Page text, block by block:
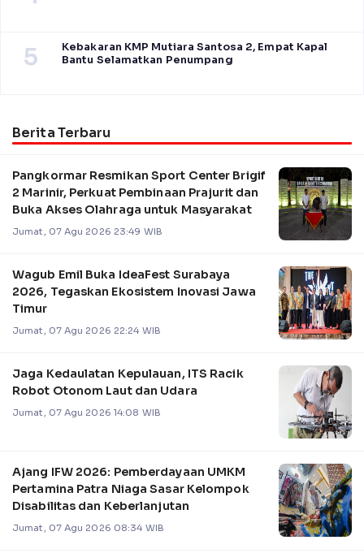
5
Kebakaran KMP Mutiara Santosa 2, Empat Kapal
Bantu Selamatkan Penumpang
Berita Terbaru
Pangkormar Resmikan Sport Center Brigif
2 Marinir, Perkuat Pembinaan Prajurit dan
Buka Akses Olahraga untuk Masyarakat
Jumat, 07 Agu 2026 23:49 WIB
Wagub Emil Buka IdeaFest Surabaya
2026, Tegaskan Ekosistem Inovasi Jawa
Timur
Jumat, 07 Agu 2026 22:24 WIB
Jaga Kedaulatan Kepulauan, ITS Racik
Robot Otonom Laut dan Udara
Jumat, 07 Agu 2026 14:08 WIB
Ajang IFW 2026: Pemberdayaan UMKM
Pertamina Patra Niaga Sasar Kelompok
Disabilitas dan Keberlanjutan
Jumat, 07 Agu 2026 08:34 WIB